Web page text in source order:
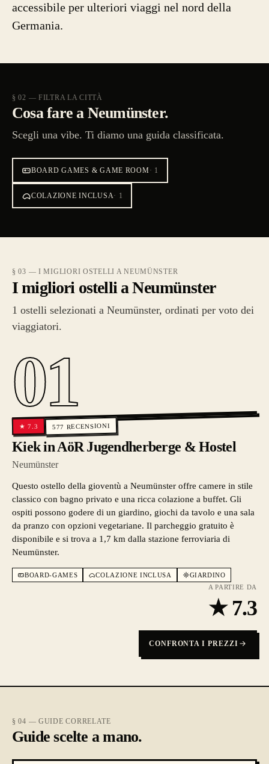
accessibile per ulteriori viaggi nel nord della
Germania.
§ 02 — FILTRA LA CITTÀ
Cosa fare a Neumünster.
Scegli una vibe. Ti diamo una guida classificata.
BOARD GAMES & GAME ROOM· 1
COLAZIONE INCLUSA· 1
§ 03 — I MIGLIORI OSTELLI A NEUMÜNSTER
I migliori ostelli a Neumünster
1 ostelli selezionati a Neumünster, ordinati per voto dei
viaggiatori.
01
★7.3 577 RECENSIONI
Kiek in AöR Jugendherberge & Hostel
Neumünster
Questo ostello della gioventù a Neumünster offre camere in stile
classico con bagno privato e una ricca colazione a buffet. Gli
ospiti possono godere di un giardino, giochi da tavolo e una sala
da pranzo con opzioni vegetariane. Il parcheggio gratuito è
disponibile e si trova a 1,7 km dalla stazione ferroviaria di
Neumünster.
BOARD-GAMES COLAZIONE INCLUSA
GIARDINO
A PARTIRE DA
★ 7.3
CONFRONTA I PREZZI
§ 04 — GUIDE CORRELATE
Guide scelte a mano.